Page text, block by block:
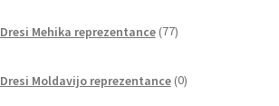
Dresi Mehika reprezentance 77izdelkov
Dresi Moldavijo reprezentance 0izdelkov